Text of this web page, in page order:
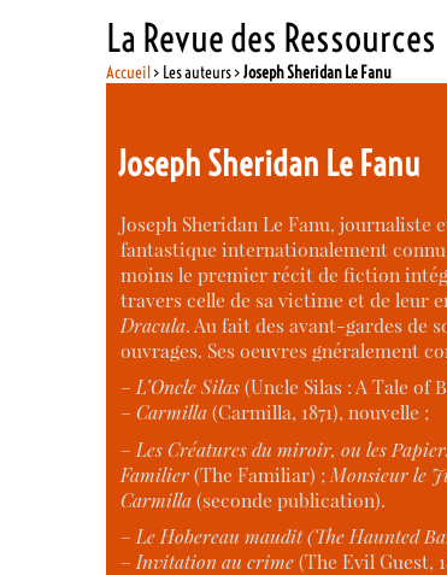
La Revue des Ressources
Accueil> Les auteurs >Joseph Sheridan Le Fanu
Joseph Sheridan Le Fanu
Joseph Sheridan Le Fanu, journaliste
fantastique internationalement
moins le premier récit de fiction
travers celle de sa victime et de leur
Dracula. Au fait des avant-gardes de
ouvrages. Ses oeuvres gnéralement
–L’Oncle Silas(Uncle Silas : A Tale of
– Carmilla(Carmilla, 1871), nouvelle ;
– Les Créatures du miroir, ou les
Familier(The Familiar) ; Monsieur le
Carmilla(seconde publication).
– Le Hobereau maudit (The Haunted
– Invitation au crime(The Evil Guest,